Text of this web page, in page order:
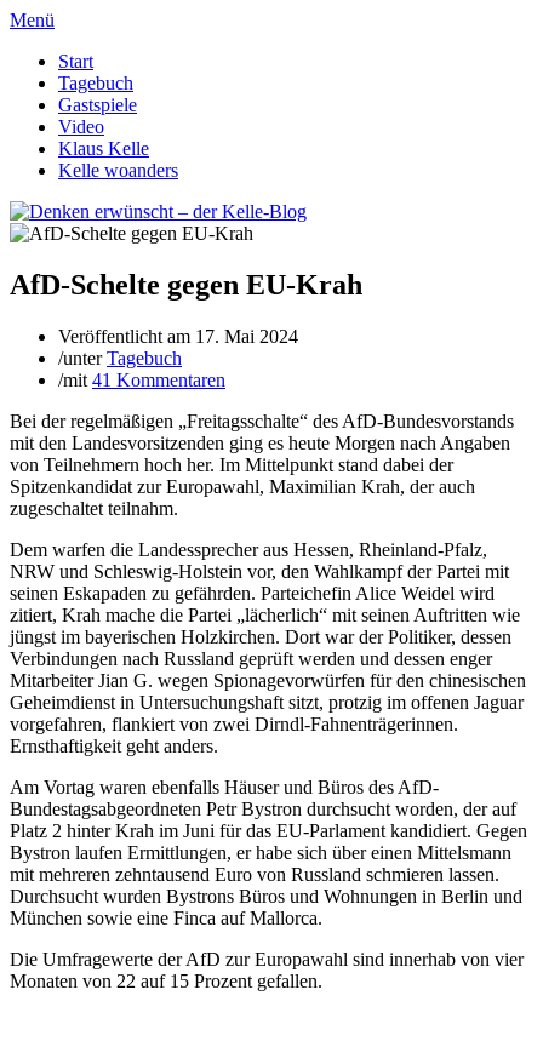
Menü
Start
Tagebuch
Gastspiele
Video
Klaus Kelle
Kelle woanders
AfD-Schelte gegen EU-Krah
Veröffentlicht am 17. Mai 2024
/unterTagebuch
/mit 41 Kommentaren
Bei der regelmäßigen „Freitagsschalte“ des AfD-Bundesvorstands
mit den Landesvorsitzenden ging es heute Morgen nach Angaben
von Teilnehmern hoch her. Im Mittelpunkt stand dabei der
Spitzenkandidat zur Europawahl, Maximilian Krah, der auch
zugeschaltet teilnahm.
Dem warfen die Landessprecher aus Hessen, Rheinland-Pfalz,
NRW und Schleswig-Holstein vor, den Wahlkampf der Partei mit
seinen Eskapaden zu gefährden. Parteichefin Alice Weidel wird
zitiert, Krah mache die Partei „lächerlich“ mit seinen Auftritten wie
jüngst im bayerischen Holzkirchen. Dort war der Politiker, dessen
Verbindungen nach Russland geprüft werden und dessen enger
Mitarbeiter Jian G. wegen Spionagevorwürfen für den chinesischen
Geheimdienst in Untersuchungshaft sitzt, protzig im offenen Jaguar
vorgefahren, flankiert von zwei Dirndl-Fahnenträgerinnen.
Ernsthaftigkeit geht anders.
Am Vortag waren ebenfalls Häuser und Büros des AfD-
Bundestagsabgeordneten Petr Bystron durchsucht worden, der auf
Platz 2 hinter Krah im Juni für das EU-Parlament kandidiert. Gegen
Bystron laufen Ermittlungen, er habe sich über einen Mittelsmann
mit mehreren zehntausend Euro von Russland schmieren lassen.
Durchsucht wurden Bystrons Büros und Wohnungen in Berlin und
München sowie eine Finca auf Mallorca.
Die Umfragewerte der AfD zur Europawahl sind innerhab von vier
Monaten von 22 auf 15 Prozent gefallen.